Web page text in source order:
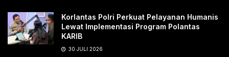
Korlantas Polri Perkuat Pelayanan Humanis
Lewat Implementasi Program Polantas
KARIB
30 JULI 2026